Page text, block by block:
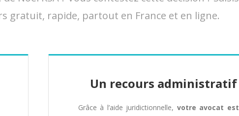
gratuit, rapide, partout en France et en ligne.
Un recours
Grâce à l’aide juridictionnelle, votre avocat